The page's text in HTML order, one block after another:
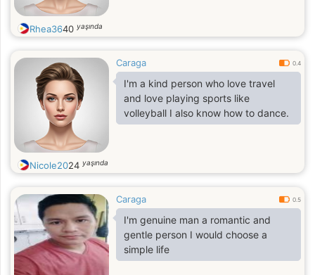
Rhea3640 yaşında
Caraga 0.4
I'm a kind person who love travel
and love playing sports like
volleyball I also know how to dance.
Nicole2024 yaşında
Caraga 0.5
I'm genuine man a romantic and
gentle person I would choose a
simple life